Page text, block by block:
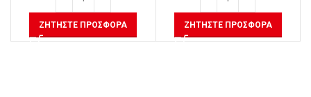
ΖΗΤΉΣΤΕ ΠΡΟΣΦΟΡΆ ΖΗΤΉΣΤΕ ΠΡΟΣΦΟΡΆ